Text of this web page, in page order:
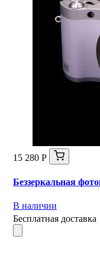
15 280 Р
Беззеркальная
В наличии
Бесплатная доставка